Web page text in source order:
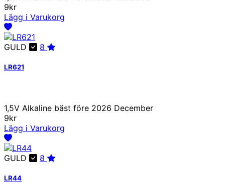
9kr
Lägg i Varukorg
GULD 8
LR621
1,5V Alkaline bäst före 2026 December
9kr
Lägg i Varukorg
GULD 8
LR44